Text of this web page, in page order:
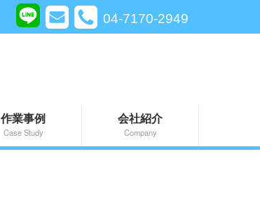
04-7170-2949
作業事例
Case Study
会社紹介
Company